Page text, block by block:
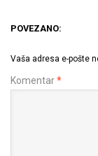
POVEZANO:
Vaša adresa e-pošte
Komentar*